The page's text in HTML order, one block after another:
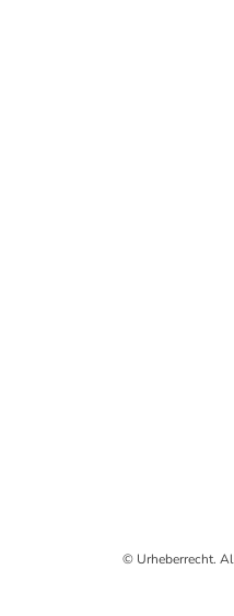
© Urheberrecht.